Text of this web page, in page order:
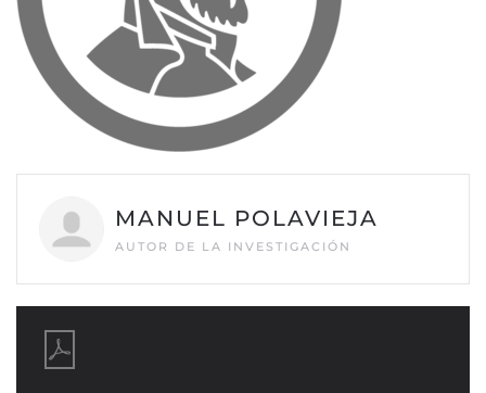
MANUEL POLAVIEJA
AUTOR DE LA INVESTIGACIÓN